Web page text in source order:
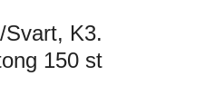
Svart, K3.
150 st